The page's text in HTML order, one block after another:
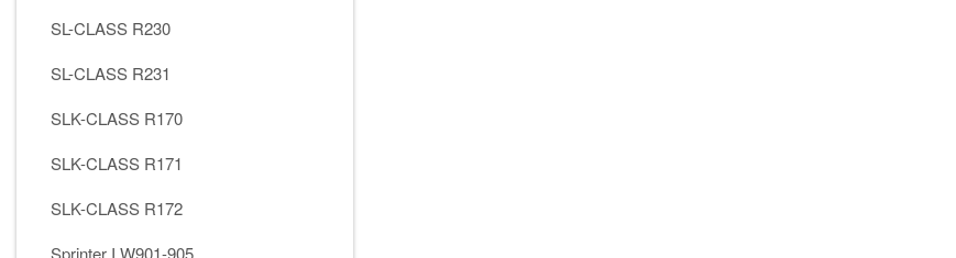
SL-CLASS R230
SL-CLASS R231
SLK-CLASS R170
SLK-CLASS R171
SLK-CLASS R172
Sprinter I W901-905